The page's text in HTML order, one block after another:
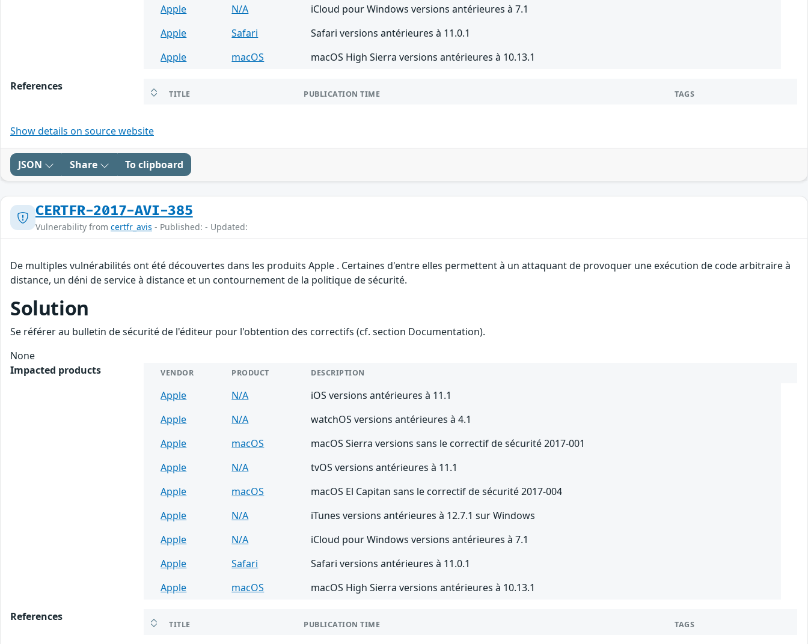
Apple
N/A
iCloud pour Windows versions antérieures à 7.1
Apple
Safari
Safari versions antérieures à 11.0.1
Apple
macOS macOS High Sierra versions antérieures à 10.13.1
References
TITLE PUBLICATION TIME TAGS
Show details on source website
JSON Share To clipboard
CERTFR-2017-AVI-385
Vulnerability from certfr_avis - Published: - Updated:
De multiples vulnérabilités ont été découvertes dans les produits Apple . Certaines d'entre elles permettent à un attaquant de provoquer une exécution de code arbitraire à
distance, un déni de service à distance et un contournement de la politique de sécurité.
Solution
Se référer au bulletin de sécurité de l'éditeur pour l'obtention des correctifs (cf. section Documentation).
None
Impacted products
VENDOR PRODUCT DESCRIPTION
Apple N/A
iOS versions antérieures à 11.1
Apple
N/A
watchOS versions antérieures à 4.1
Apple
macOS
macOS Sierra versions sans le correctif de sécurité 2017-001
Apple
N/A
tvOS versions antérieures à 11.1
Apple
macOS
macOS El Capitan sans le correctif de sécurité 2017-004
Apple
N/A
iTunes versions antérieures à 12.7.1 sur Windows
Apple
N/A
iCloud pour Windows versions antérieures à 7.1
Apple
Safari
Safari versions antérieures à 11.0.1
Apple
macOS macOS High Sierra versions antérieures à 10.13.1
References
TITLE PUBLICATION TIME TAGS